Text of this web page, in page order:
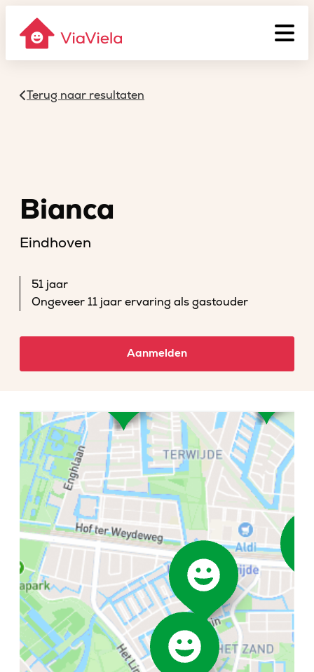
Terug naar resultaten
Bianca
Eindhoven
51 jaar
Ongeveer 11 jaar ervaring als gastouder
Aanmelden